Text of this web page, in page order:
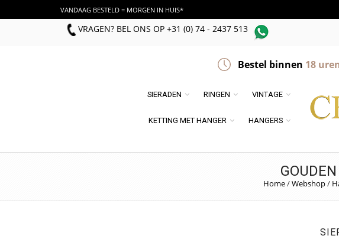
VANDAAG BESTELD = MORGEN IN HUIS*
VRAGEN? BEL ONS OP +31 (0) 74 - 2437 513
Bestel binnen 18
SIERADEN RINGEN VINTAGE
KETTING MET HANGER HANGERS
Home/Webshop/